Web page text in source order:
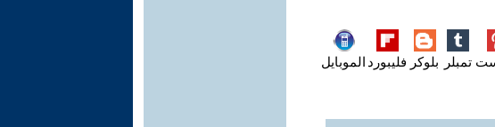
تمبلر بلوكر فليبورد الموبايل